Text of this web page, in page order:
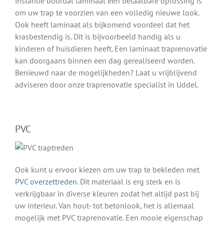
om uw trap te voorzien van een volledig nieuwe look.
Ook heeft laminaat als bijkomend voordeel dat het
krasbestendig is. Dit is bijvoorbeeld handig als u
kinderen of huisdieren heeft. Een laminaat traprenovatie
kan doorgaans binnen een dag gerealiseerd worden.
Benieuwd naar de mogelijkheden? Laat u vrijblijvend
adviseren door onze traprenovatie specialist in Uddel.
PVC
Ook kunt u ervoor kiezen om uw trap te bekleden met
PVC overzettreden. Dit materiaal is erg sterk en is
verkrijgbaar in diverse kleuren zodat het altijd past bij
uw interieur. Van hout- tot betonlook, het is allemaal
mogelijk met PVC traprenovatie. Een mooie eigenschap